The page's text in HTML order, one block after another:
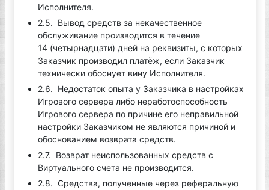
Исполнителя.
2.5. Вывод средств за некачественное
обслуживание производится в течение
14 (четырнадцати) дней на реквизиты, с которых
Заказчик производил платёж, если Заказчик
технически обоснует вину Исполнителя.
2.6. Недостаток опыта у Заказчика в настройках
Игрового сервера либо неработоспособность
Игрового сервера по причине его неправильной
настройки Заказчиком не являются причиной и
обоснованием возврата средств.
2.7. Возврат неиспользованных средств с
Виртуального счета не производится.
2.8. Средства, полученные через реферальную